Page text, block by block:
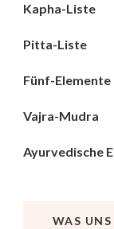
Kapha-Liste
Pitta-Liste
Fünf-Elemente
Vajra-Mudra
Ayurvedische
WAS